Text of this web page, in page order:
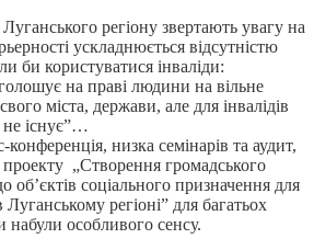
Луганського регіону звертають увагу на
ускладнюється відсутністю
би користуватися інваліди:
на праві людини на вільне
міста, держави, але для інвалідів
існує”…
низка семінарів та аудит,
проекту „Створення громадського
об’єктів соціального призначення для
регіоні” для багатьох
особливого сенсу.